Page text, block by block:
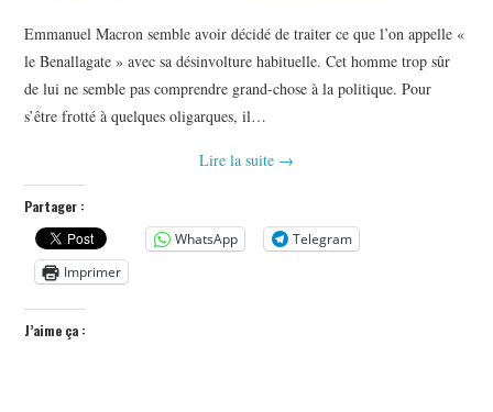
Emmanuel Macron semble avoir décidé de traiter ce que l’on appelle «
le Benallagate » avec sa désinvolture habituelle. Cet homme trop sûr
de lui ne semble pas comprendre grand-chose à la politique. Pour
s’être frotté à quelques oligarques, il…
Lire la suite →
Partager :
WhatsApp
Telegram
Imprimer
J’aime ça :